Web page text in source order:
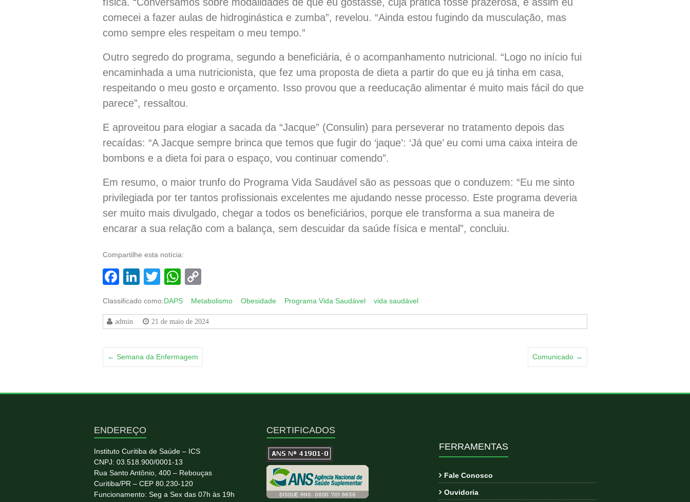
física. “Conversamos sobre modalidades de que eu gostasse, cuja prática fosse prazerosa, e assim eu
comecei a fazer aulas de hidroginástica e zumba”, revelou. “Ainda estou fugindo da musculação, mas
como sempre eles respeitam o meu tempo.”
Outro segredo do programa, segundo a beneficiária, é o acompanhamento nutricional. “Logo no início fui
encaminhada a uma nutricionista, que fez uma proposta de dieta a partir do que eu já tinha em casa,
respeitando o meu gosto e orçamento. Isso provou que a reeducação alimentar é muito mais fácil do que
parece”, ressaltou.
E aproveitou para elogiar a sacada da “Jacque” (Consulin) para perseverar no tratamento depois das
recaídas: “A Jacque sempre brinca que temos que fugir do ‘jaque’: ‘Já que’ eu comi uma caixa inteira de
bombons e a dieta foi para o espaço, vou continuar comendo”.
Em resumo, o maior trunfo do Programa Vida Saudável são as pessoas que o conduzem: “Eu me sinto
privilegiada por ter tantos profissionais excelentes me ajudando nesse processo. Este programa deveria
ser muito mais divulgado, chegar a todos os beneficiários, porque ele transforma a sua maneira de
encarar a sua relação com a balança, sem descuidar da saúde física e mental”, concluiu.
Compartilhe esta notícia:
Facebook
LinkedIn
TwitterWhatsApp
Link
Classificado como:DAPS Metabolismo Obesidade Programa Vida Saudável vida saudável
admin 21 de maio de 2024
← Semana da Enfermagem Comunicado →
ENDEREÇO
Instituto Curitiba de Saúde – ICS
CNPJ: 03.518.900/0001-13
Rua Santo Antônio, 400 – Rebouças
Curitiba/PR – CEP 80.230-120
Funcionamento: Seg a Sex das 07h às 19h
CERTIFICADOS
FERRAMENTAS
Fale Conosco
Ouvidoria